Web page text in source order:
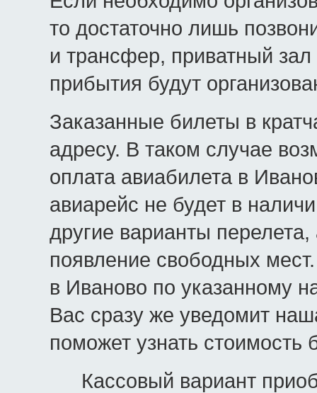
то достаточно лишь
и трансфер, приватный
прибытия будут
Заказанные билеты в
адресу. В таком случае
оплата авиабилета в
авиарейс не будет в
другие варианты
появление свободных
в Иваново по указанному
Вас сразу же уведомит
поможет узнать
Кассовый вариант